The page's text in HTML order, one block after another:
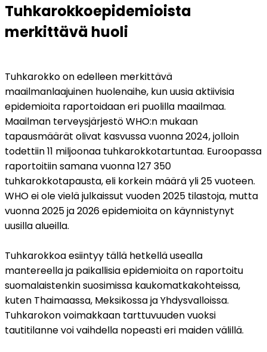
Tuhkarokkoepidemioista
merkittävä huoli
Tuhkarokko on edelleen merkittävä
maailmanlaajuinen huolenaihe, kun uusia aktiivisia
epidemioita raportoidaan eri puolilla maailmaa.
Maailman terveysjärjestö WHO:n mukaan
tapausmäärät olivat kasvussa vuonna 2024, jolloin
todettiin 11 miljoonaa tuhkarokkotartuntaa. Euroopassa
raportoitiin samana vuonna 127 350
tuhkarokkotapausta, eli korkein määrä yli 25 vuoteen.
WHO ei ole vielä julkaissut vuoden 2025 tilastoja, mutta
vuonna 2025 ja 2026 epidemioita on käynnistynyt
uusilla alueilla.
Tuhkarokkoa esiintyy tällä hetkellä usealla
mantereella ja paikallisia epidemioita on raportoitu
suomalaistenkin suosimissa kaukomatkakohteissa,
kuten Thaimaassa, Meksikossa ja Yhdysvalloissa.
Tuhkarokon voimakkaan tarttuvuuden vuoksi
tautitilanne voi vaihdella nopeasti eri maiden välillä.